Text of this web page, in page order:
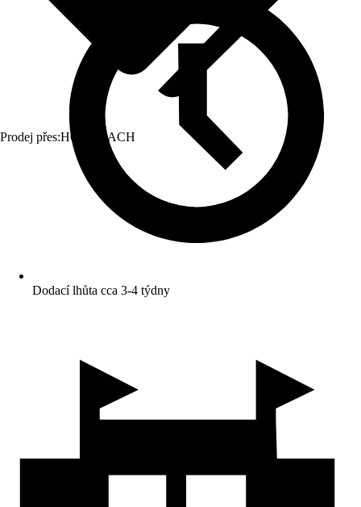
Prodej přes:HORNBACH
Dodací lhůta cca 3-4 týdny